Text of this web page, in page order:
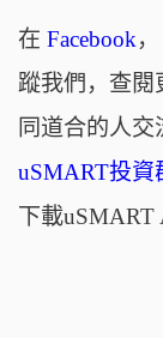
在 Facebook，
蹤我們，查閱
同道合的人
uSMART投資
下載uSMART